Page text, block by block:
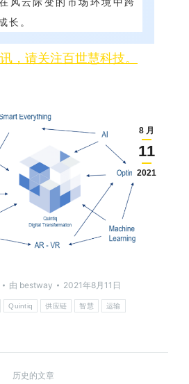
长。
，请关注百世慧科技。
8 月
11
2021
由 bestway
2021年8月11日
Quintiq 供应链 智慧 运输
历史的文章